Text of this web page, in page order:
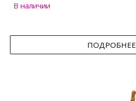
В наличии
ПОДРОБНЕЕ